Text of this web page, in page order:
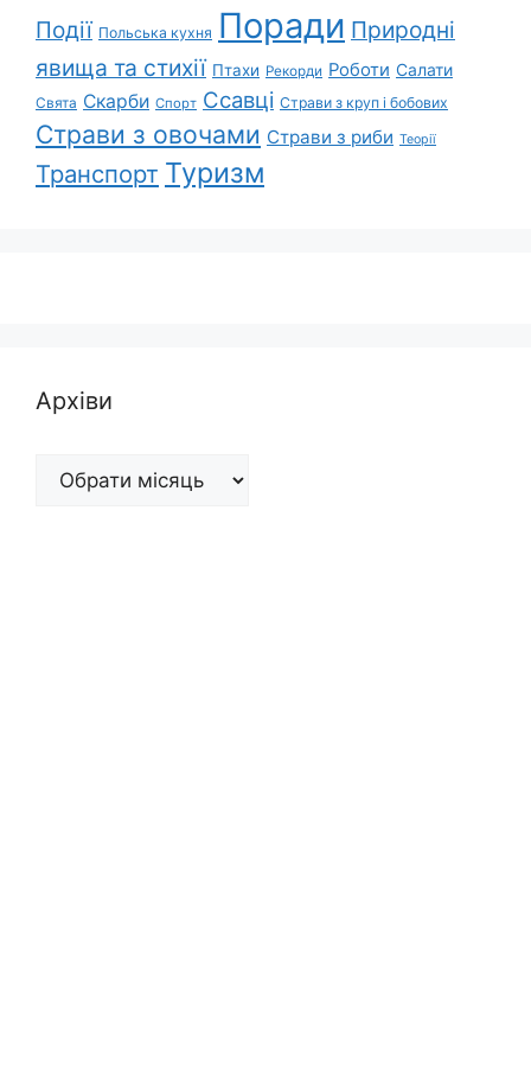
Події Польська кухня Поради Природні
явища та стихії Птахи Рекорди Роботи Салати
Свята Скарби Спорт Ссавці Страви з круп і бобових
Страви з овочами Страви з риби Теорії
Транспорт Туризм
Архіви
Архіви